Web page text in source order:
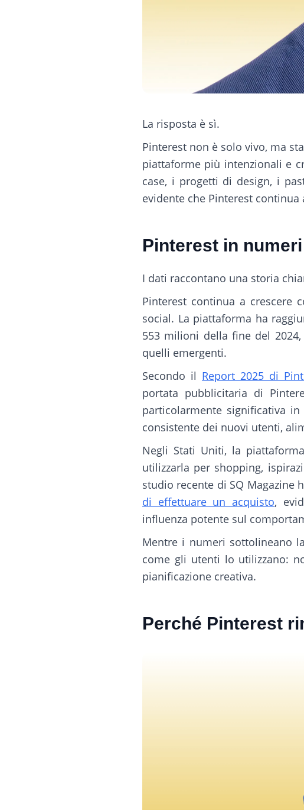
La risposta è sì.
Pinterest non è solo vivo, ma
piattaforme più intenzionali e
case, i progetti di design, i
evidente che Pinterest
Pinterest in numeri
I dati raccontano una storia
Pinterest continua a crescere
social. La piattaforma ha
553 milioni della fine del
quelli emergenti.
Secondo il Report 2025 di
portata pubblicitaria di
particolarmente significativa
consistente dei nuovi utenti,
Negli Stati Uniti, la
utilizzarla per shopping,
studio recente di SQ Magazine
di effettuare un acquisto,
influenza potente sul
Mentre i numeri sottolineano
come gli utenti lo utilizzano:
pianificazione creativa.
Perché Pinterest